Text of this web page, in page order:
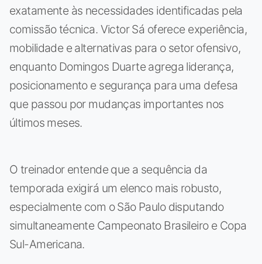
exatamente às necessidades identificadas pela
comissão técnica. Victor Sá oferece experiência,
mobilidade e alternativas para o setor ofensivo,
enquanto Domingos Duarte agrega liderança,
posicionamento e segurança para uma defesa
que passou por mudanças importantes nos
últimos meses.
O treinador entende que a sequência da
temporada exigirá um elenco mais robusto,
especialmente com o São Paulo disputando
simultaneamente Campeonato Brasileiro e Copa
Sul-Americana.